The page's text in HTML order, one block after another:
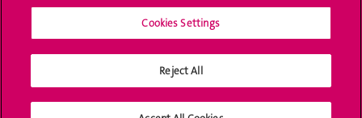
Offres d'emploi
Bibliothèque
Médias sociaux UNIGE
Cookies Settings
Reject All